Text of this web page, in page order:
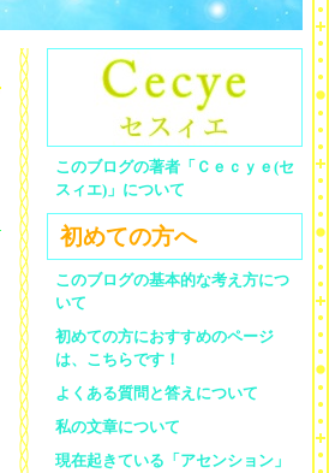
このブログの著者「Ｃｅｃｙｅ(セ
スィエ)」について
初めての方へ
このブログの基本的な考え方につ
いて
初めての方におすすめのページ
は、こちらです！
よくある質問と答えについて
私の文章について
現在起きている「アセンション」